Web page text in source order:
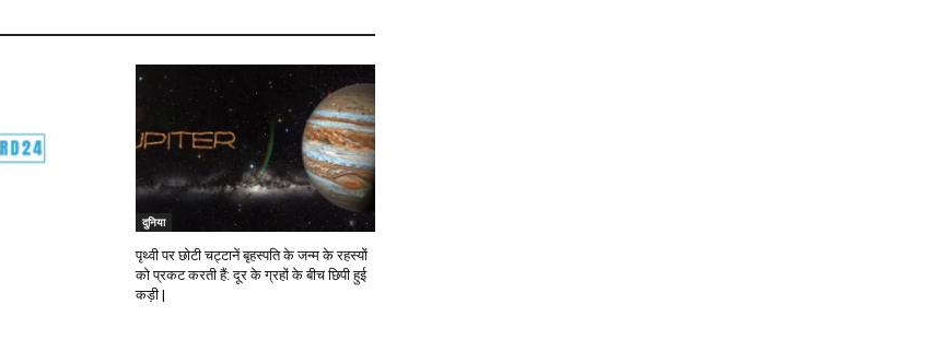
दुनिया
पृथ्वी पर छोटी चट्टानें बृहस्पति के जन्म के रहस्यों
को प्रकट करती हैं: दूर के ग्रहों के बीच छिपी हुई
कड़ी |